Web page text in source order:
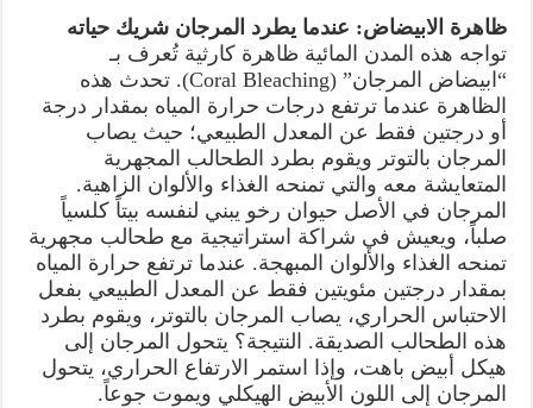
ظاهرة الابيضاض: عندما يطرد المرجان شريك حياته
تواجه هذه المدن المائية ظاهرة كارثية تُعرف بـ
“ابيضاض المرجان” (Coral Bleaching). تحدث هذه
الظاهرة عندما ترتفع درجات حرارة المياه بمقدار درجة
أو درجتين فقط عن المعدل الطبيعي؛ حيث يصاب
المرجان بالتوتر ويقوم بطرد الطحالب المجهرية
المتعايشة معه والتي تمنحه الغذاء والألوان الزاهية.
المرجان في الأصل حيوان رخو يبني لنفسه بيتاً كلسياً
صلباً، ويعيش في شراكة استراتيجية مع طحالب مجهرية
تمنحه الغذاء والألوان المبهجة. عندما ترتفع حرارة المياه
بمقدار درجتين مئويتين فقط عن المعدل الطبيعي بفعل
الاحتباس الحراري، يصاب المرجان بالتوتر، ويقوم بطرد
هذه الطحالب الصديقة. النتيجة؟ يتحول المرجان إلى
هيكل أبيض باهت، وإذا استمر الارتفاع الحراري، يتحول
المرجان إلى اللون الأبيض الهيكلي ويموت جوعاً.